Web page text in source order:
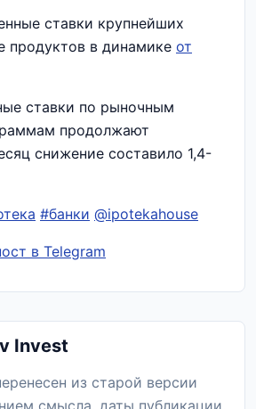
ставки крупнейших
продуктов в динамике от
ставки по рыночным
продолжают
снижение составило 1,4-
#банки @ipotekahouse
в Telegram
Invest
из старой версии
смысла, даты публикации,